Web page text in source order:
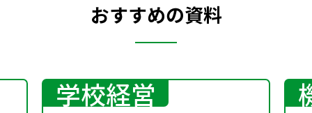
おすすめの資料
学校経営